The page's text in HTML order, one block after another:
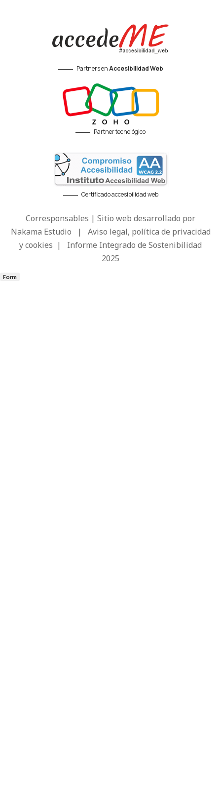
Partners enAccesibilidad Web
Partner tecnológico
Certificado accesibilidad web
Corresponsables | Sitio web desarrollado por
Nakama Estudio | Aviso legal, política de privacidad
y cookies | Informe Integrado de Sostenibilidad
2025
Form